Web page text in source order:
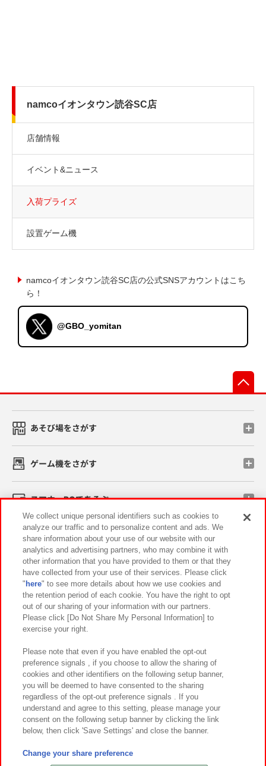
namcoイオンタウン読谷SC店
店舗情報
イベント&ニュース
入荷プライズ
設置ゲーム機
namcoイオンタウン読谷SC店の公式SNSアカウントはこち
ら！
@GBO_yomitan
あそび場をさがす
ゲーム機をさがす
スマホ・PCであそぶ
イベント・キャンペーン
関連会社 サステナビリティ サイトポリシー
プライバシーポリシー ウェブアクセシビリティ方針と検証結果
お取引先さまとともに
カスタマーハラスメント対応方針 よくあるご質問・お問い合わせ
©Bandai Namco Amusement Inc.
©Bandai Namco Amusement Lab Inc.
We collect unique personal identifiers such as cookies to
analyze our traffic and to personalize content and ads. We
share information about your use of our website with our
analytics and advertising partners, who may combine it with
other information that you have provided to them or that they
have collected from your use of their services. Please click
" here" to see more details about how we use cookies and
the retention period of each cookie. You have the right to opt
out of our sharing of your information with our partners.
Please click [Do Not Share My Personal Information] to
exercise your right.
Please note that even if you have enabled the opt-out
preference signals , if you choose to allow the sharing of
cookies and other identifiers on the following setup banner,
you will be deemed to have consented to the sharing
regardless of the opt-out preference signals . If you
understand and agree to this setting, please manage your
consent on the following setup banner by clicking the link
below, then click 'Save Settings' and close the banner.
Change your share preference